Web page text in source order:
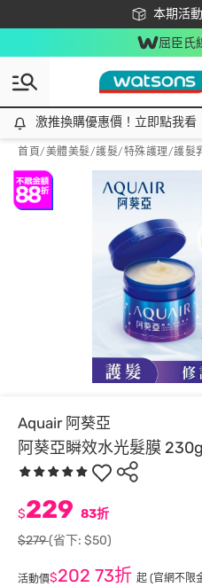
本期活
下載app
屈臣氏
激推換購優惠價！立即點我看
激推換購優惠價！立即點我看
首頁/美體美髮/護髮/特殊護理/護髮
Aquair 阿葵亞
阿葵亞瞬效水光髮膜 230g
$229 83折
$279(省下: $50)
活動價$202 73折 起 (官網不限